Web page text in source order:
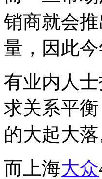
销商就会
量，因此
有业内人
求关系平
的大起大落
而上海大众